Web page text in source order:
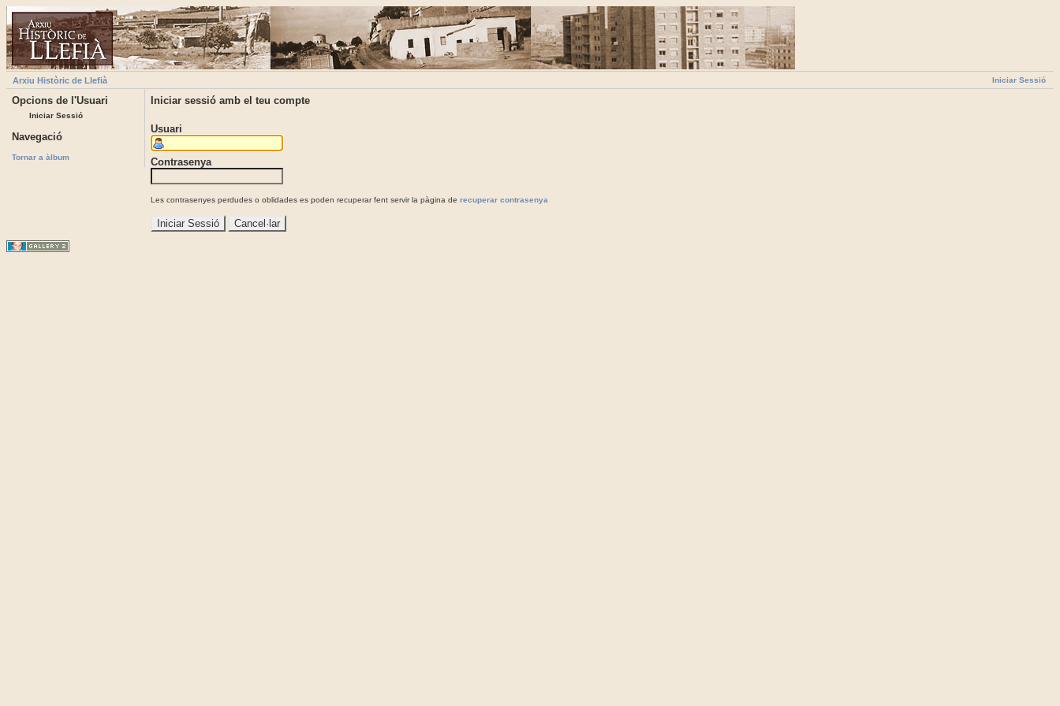
Iniciar Sessió
Arxiu Històric de Llefià
Opcions de l'Usuari
Iniciar Sessió
Navegació
Tornar a àlbum
Iniciar sessió amb el teu compte
Usuari
Contrasenya
Les contrasenyes perdudes o oblidades es poden recuperar fent servir la pàgina de recuperar contrasenya